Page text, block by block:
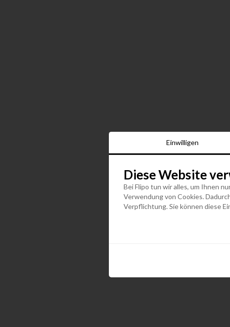
Einwilligen
Diese Website
Bei Flipo tun wir alles, um Ihnen
Verwendung von Cookies.
Verpflichtung. Sie können diese